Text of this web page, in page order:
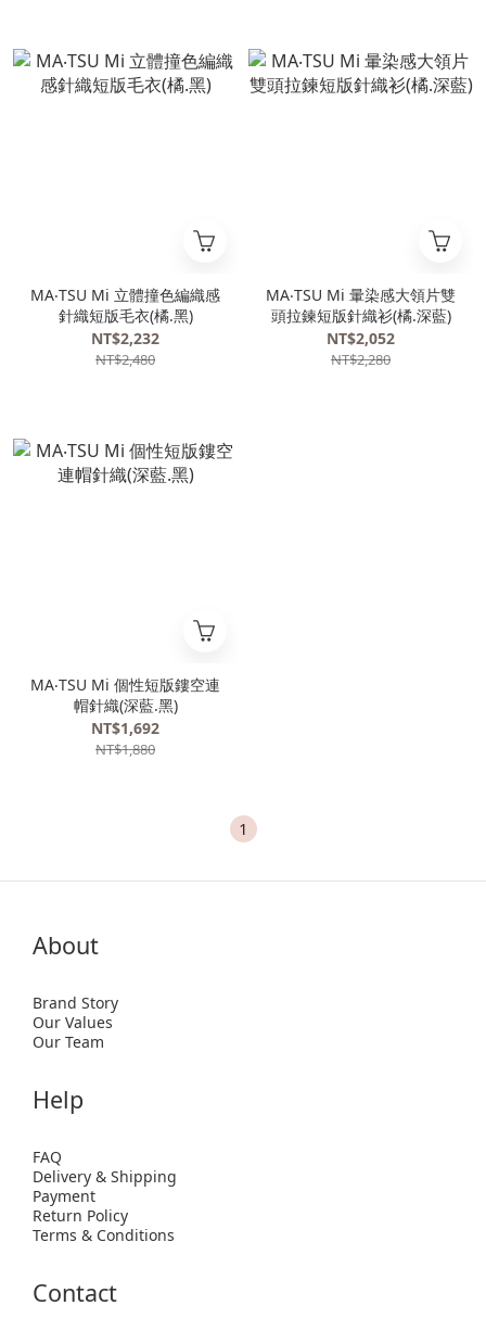
MA‧TSU Mi 立體撞色編織感
針織短版毛衣(橘.黑)
NT$2,232
NT$2,480
MA‧TSU Mi 暈染感大領片雙
頭拉鍊短版針織衫(橘.深藍)
NT$2,052
NT$2,280
MA‧TSU Mi 個性短版鏤空連
帽針織(深藍.黑)
NT$1,692
NT$1,880
1
About
Brand Story
Our Values
Our Team
Help
FAQ
Delivery & Shipping
Payment
Return Policy
Terms & Conditions
Contact